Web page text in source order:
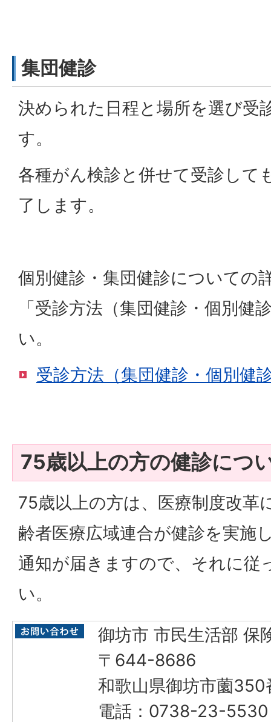
集団健診
決められた日程と場所を選び受
す。
各種がん検診と併せて受診して
了します。
個別健診・集団健診についての
「受診方法（集団健診・個別健
い。
受診方法（集団健診・個別健
75歳以上の方の健診につ
75歳以上の方は、医療制度改革
齢者医療広域連合が健診を実施
通知が届きますので、それに従
い。
御坊市 市民生活部 保
〒644-8686
和歌山県御坊市薗350
電話：0738-23-